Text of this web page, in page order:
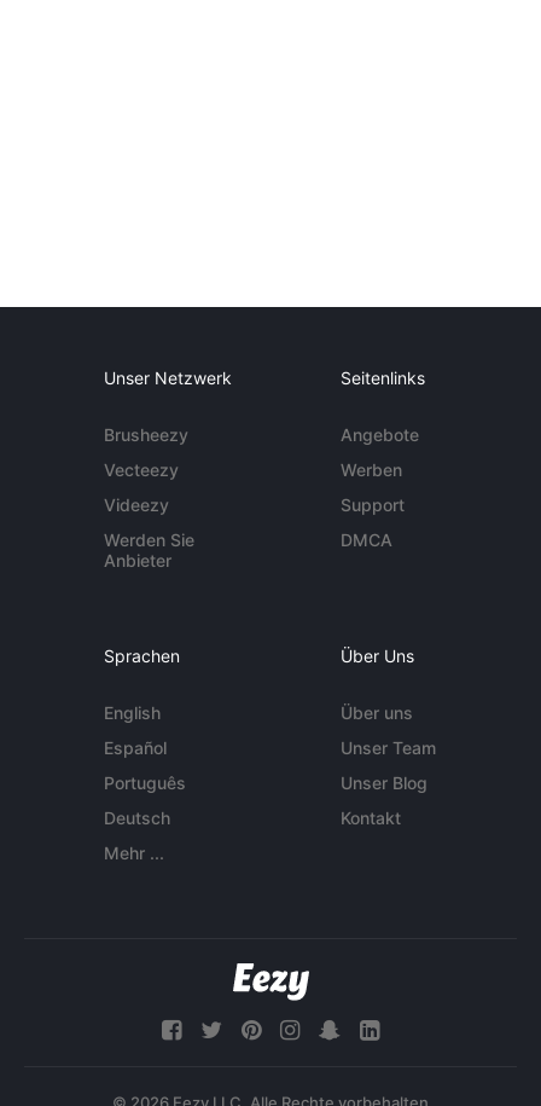
Unser Netzwerk
Brusheezy
Vecteezy
Videezy
Werden Sie
Anbieter
Seitenlinks
Angebote
Werben
Support
DMCA
Sprachen
English
Español
Português
Deutsch
Mehr ...
Über Uns
Über uns
Unser Team
Unser Blog
Kontakt